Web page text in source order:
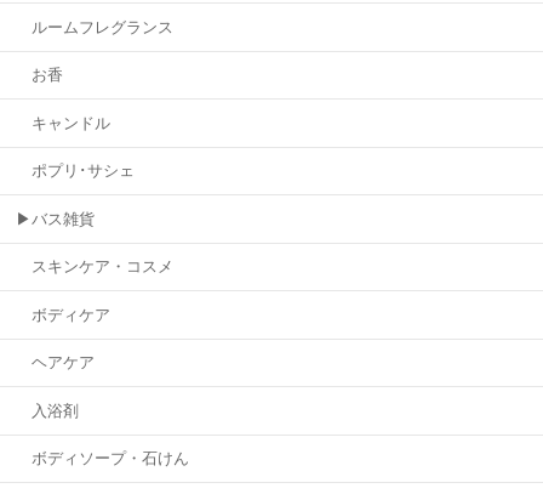
ルームフレグランス
お香
キャンドル
ポプリ･サシェ
▶バス雑貨
スキンケア・コスメ
ボディケア
ヘアケア
入浴剤
ボディソープ・石けん